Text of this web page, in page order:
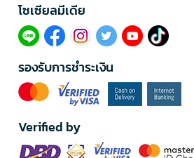
โซเซียลมีเดีย​
รองรับการชำระเงิน
Verified by